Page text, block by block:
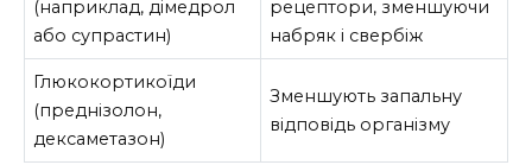
(наприклад, дімедрол
або супрастин)
рецептори, зменшуючи
набряк і свербіж
Глюкокортикоїди
(преднізолон,
дексаметазон)
Зменшують запальну
відповідь організму